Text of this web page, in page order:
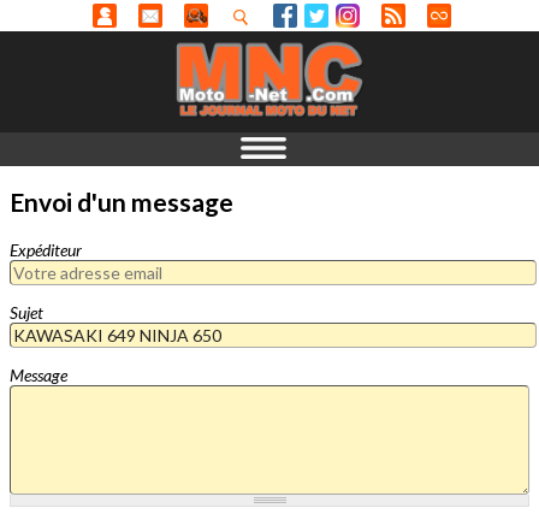
Envoi d'un message
Expéditeur
Sujet
Message